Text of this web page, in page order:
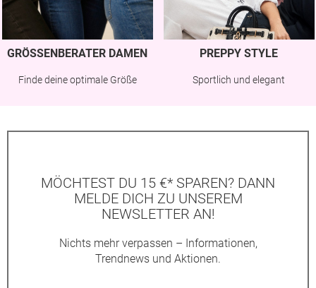
GRÖSSENBERATER DAMEN
Finde deine optimale Größe
PREPPY STYLE
Sportlich und elegant
MÖCHTEST DU 15 €* SPAREN? DANN
MELDE DICH ZU UNSEREM
NEWSLETTER AN!
Nichts mehr verpassen – Informationen,
Trendnews und Aktionen.